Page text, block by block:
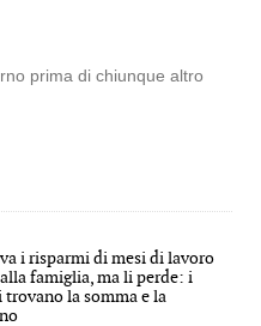
prima di chiunque altro
i risparmi di mesi di lavoro
famiglia, ma li perde: i
la somma e la